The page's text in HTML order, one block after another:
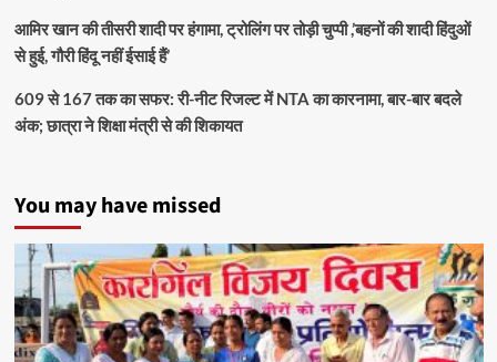
आमिर खान की तीसरी शादी पर हंगामा, ट्रोलिंग पर तोड़ी चुप्पी ,’बहनों की शादी हिंदुओं
से हुई, गौरी हिंदू नहीं ईसाई हैं’
609 से 167 तक का सफर: री-नीट रिजल्ट में NTA का कारनामा, बार-बार बदले
अंक; छात्रा ने शिक्षा मंत्री से की शिकायत
You may have missed